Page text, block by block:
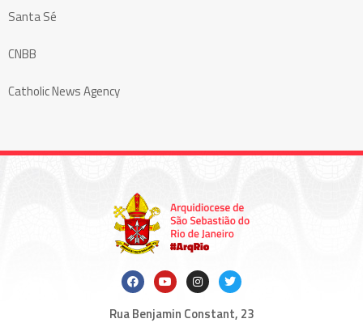
Santa Sé
CNBB
Catholic News Agency
Rua Benjamin Constant, 23